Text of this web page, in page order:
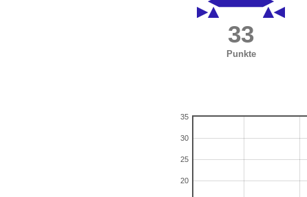
33
Punkte
20
25
30
35